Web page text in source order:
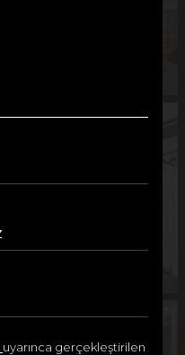
uyarınca gerçekleştirilen